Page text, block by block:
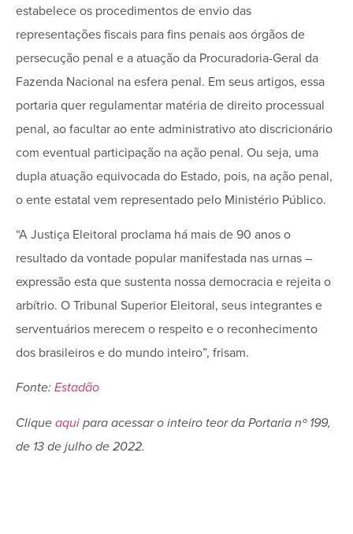
estabelece os procedimentos de envio das
representações fiscais para fins penais aos órgãos de
persecução penal e a atuação da Procuradoria-Geral da
Fazenda Nacional na esfera penal. Em seus artigos, essa
portaria quer regulamentar matéria de direito processual
penal, ao facultar ao ente administrativo ato discricionário
com eventual participação na ação penal. Ou seja, uma
dupla atuação equivocada do Estado, pois, na ação penal,
o ente estatal vem representado pelo Ministério Público.
“A Justiça Eleitoral proclama há mais de 90 anos o
resultado da vontade popular manifestada nas urnas –
expressão esta que sustenta nossa democracia e rejeita o
arbítrio. O Tribunal Superior Eleitoral, seus integrantes e
serventuários merecem o respeito e o reconhecimento
dos brasileiros e do mundo inteiro”, frisam.
Fonte: Estadão
Clique aqui para acessar o inteiro teor da Portaria nº 199,
de 13 de julho de 2022.